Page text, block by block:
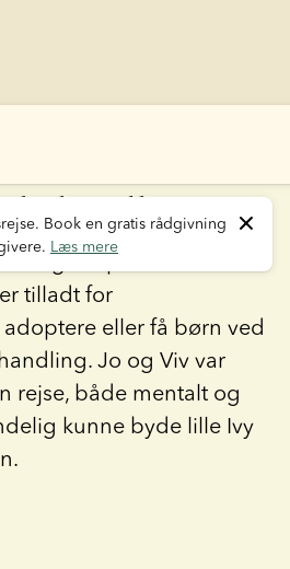
. Book en gratis rådgivning
Læs mere
til udlandet for
og Viv på 29 år bor i
tilladt for
eller få børn ved
Jo og Viv var
rejse, både mentalt og
kunne byde lille Ivy